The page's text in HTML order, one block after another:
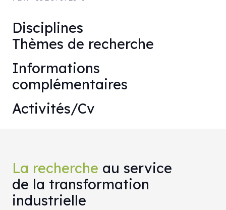
Disciplines
Thèmes de recherche
Informations
complémentaires
Activités/Cv
La recherche au service
de la transformation
industrielle